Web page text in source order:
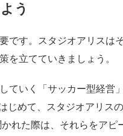
う
す。スタジオアリスは
を立てていきましょう。
ていく「サッカー型経営
じめて、スタジオアリス
れた際は、それらをアピ